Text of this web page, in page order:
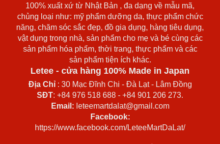
100% xuất xứ từ Nhật Bản , đa dạng về mẫu mã,
chủng loại như: mỹ phẩm dưỡng da, thực phẩm chức
năng, chăm sóc sắc đẹp, đồ gia dụng, hàng tiêu dụng,
vật dụng trong nhà, sản phẩm cho mẹ và bé cùng các
sản phẩm hóa phẩm, thời trang, thực phẩm và các
sản phẩm tiện ích khác.
Letee - cửa hàng 100% Made in Japan
Địa Chỉ: 30 Mạc Đĩnh Chi - Đà Lạt - Lâm Đồng
SĐT: +84 976 518 688 - +84 901 206 273.
Email: leteemartdalat@gmail.com
Facebook:
https://www.facebook.com/LeteeMartDaLat/